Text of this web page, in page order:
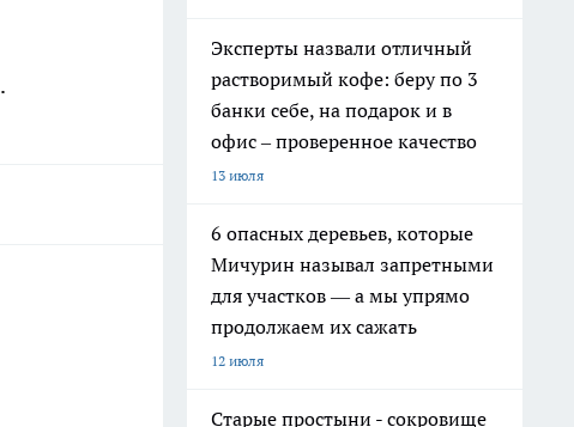
.
Эксперты назвали отличный
растворимый кофе: беру по 3
банки себе, на подарок и в
офис – проверенное качество
13 июля
6 опасных деревьев, которые
Мичурин называл запретными
для участков — а мы упрямо
продолжаем их сажать
12 июля
Старые простыни - сокровище